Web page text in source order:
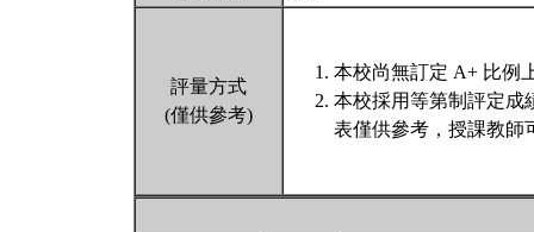
評量方式
(僅供參考)
本校尚無訂定 A+ 比例
本校採用等第制評定成
表僅供參考，授課教師